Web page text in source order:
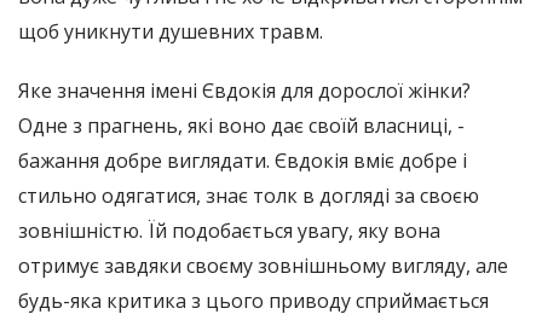
щоб уникнути душевних травм.
Яке значення імені Євдокія для дорослої жінки?
Одне з прагнень, які воно дає своїй власниці, -
бажання добре виглядати. Євдокія вміє добре і
стильно одягатися, знає толк в догляді за своєю
зовнішністю. Їй подобається увагу, яку вона
отримує завдяки своєму зовнішньому вигляду, але
будь-яка критика з цього приводу сприймається